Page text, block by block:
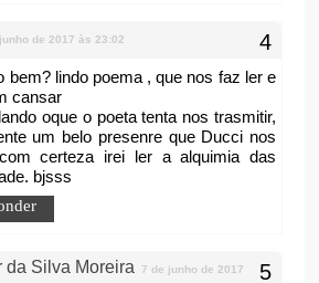
de 2017 às 23:02
bem? lindo poema , que nos faz ler e
cansar
oque o poeta tenta nos trasmitir,
um belo presenre que Ducci nos
certeza irei ler a alquimia das
bjsss
da Silva Moreira
7 de junho de 2017